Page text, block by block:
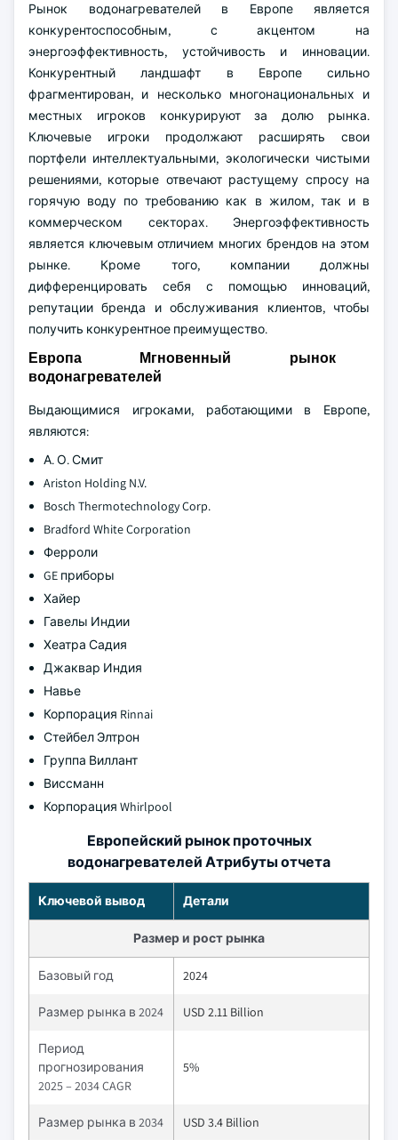
Рынок водонагревателей в Европе является
конкурентоспособным, с акцентом на
энергоэффективность, устойчивость и инновации.
Конкурентный ландшафт в Европе сильно
фрагментирован, и несколько многонациональных и
местных игроков конкурируют за долю рынка.
Ключевые игроки продолжают расширять свои
портфели интеллектуальными, экологически чистыми
решениями, которые отвечают растущему спросу на
горячую воду по требованию как в жилом, так и в
коммерческом секторах. Энергоэффективность
является ключевым отличием многих брендов на этом
рынке. Кроме того, компании должны
дифференцировать себя с помощью инноваций,
репутации бренда и обслуживания клиентов, чтобы
получить конкурентное преимущество.
Европа Мгновенный рынок
водонагревателей
Выдающимися игроками, работающими в Европе,
являются:
А. О. Смит
Ariston Holding N.V.
Bosch Thermotechnology Corp.
Bradford White Corporation
Ферроли
GE приборы
Хайер
Гавелы Индии
Хеатра Садия
Джаквар Индия
Навье
Корпорация Rinnai
Стейбел Элтрон
Группа Виллант
Виссманн
Корпорация Whirlpool
Европейский рынок проточных
водонагревателей Атрибуты отчета
Ключевой вывод Детали
Размер и рост рынка
Базовый год 2024
Размер рынка в 2024 USD 2.11 Billion
Период
прогнозирования
2025 – 2034 CAGR
5%
Размер рынка в 2034 USD 3.4 Billion